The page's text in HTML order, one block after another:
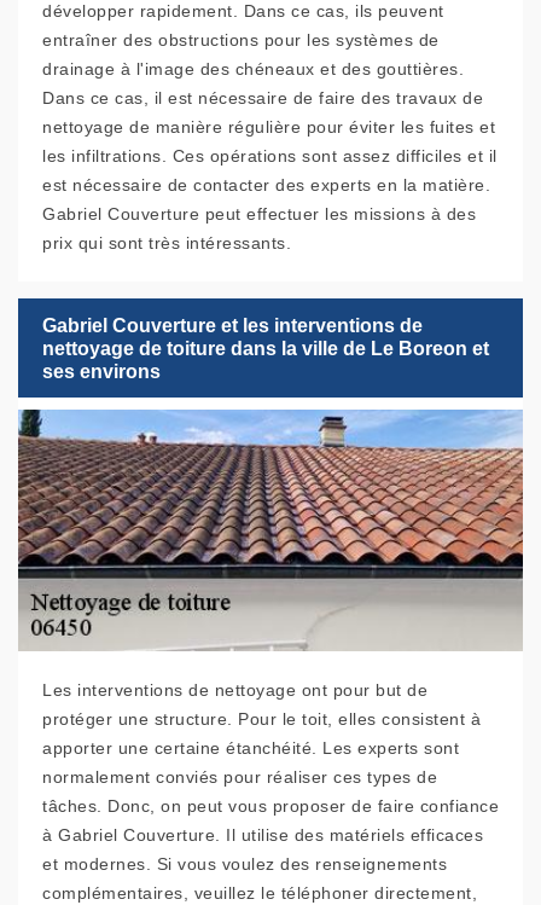
développer rapidement. Dans ce cas, ils peuvent
entraîner des obstructions pour les systèmes de
drainage à l'image des chéneaux et des gouttières.
Dans ce cas, il est nécessaire de faire des travaux de
nettoyage de manière régulière pour éviter les fuites et
les infiltrations. Ces opérations sont assez difficiles et il
est nécessaire de contacter des experts en la matière.
Gabriel Couverture peut effectuer les missions à des
prix qui sont très intéressants.
Gabriel Couverture et les interventions de
nettoyage de toiture dans la ville de Le Boreon et
ses environs
Les interventions de nettoyage ont pour but de
protéger une structure. Pour le toit, elles consistent à
apporter une certaine étanchéité. Les experts sont
normalement conviés pour réaliser ces types de
tâches. Donc, on peut vous proposer de faire confiance
à Gabriel Couverture. Il utilise des matériels efficaces
et modernes. Si vous voulez des renseignements
complémentaires, veuillez le téléphoner directement,